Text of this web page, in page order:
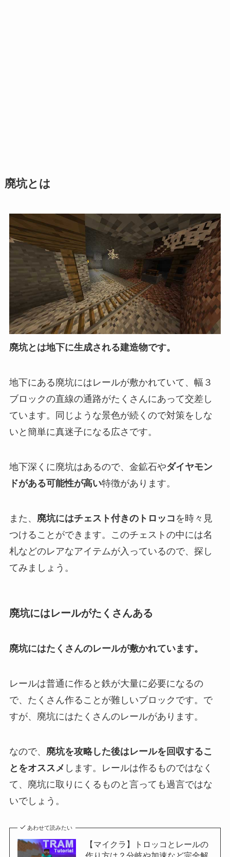
廃坑とは
廃坑とは地下に生成される建造物です。
地下にある廃坑にはレールが敷かれていて、幅３
ブロックの直線の通路がたくさんにあって交差し
ています。同じような景色が続くので対策をしな
いと簡単に真迷子になる広さです。
地下深くに廃坑はあるので、金鉱石やダイヤモン
ドがある可能性が高い特徴があります。
また、 廃坑にはチェスト付きのトロッコ を時々見
つけることができます。このチェストの中には名
札などのレアなアイテムが入っているので、探し
てみましょう。
廃坑にはレールがたくさんある
廃坑にはたくさんのレールが敷かれています。
レールは普通に作ると鉄が大量に必要になるの
で、たくさん作ることが難しいブロックです。で
すが、廃坑にはたくさんのレールがあります。
なので、 廃坑を攻略した後はレールを回収するこ
とをオススメ します。レールは作るものではなく
て、廃坑に取りにくるものと言っても過言ではな
いでしょう。
あわせて読みたい
【マイクラ】トロッコとレールの